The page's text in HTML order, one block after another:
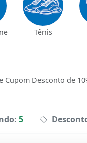
Tênis
Desconto de
5